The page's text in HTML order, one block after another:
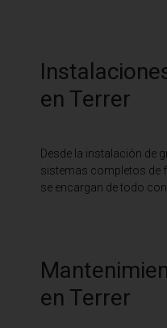
en Terrer
Desde la instalación de
sistemas completos de
se encargan de todo
en Terrer